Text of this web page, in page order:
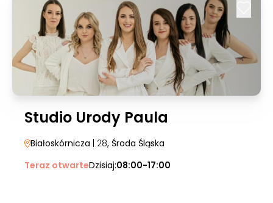
Studio Urody Paula
Białoskórnicza | 28, Środa Śląska
Teraz otwarteDzisiaj:08:00-17:00